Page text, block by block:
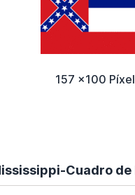
157 x100 Píxel
Cuadro de